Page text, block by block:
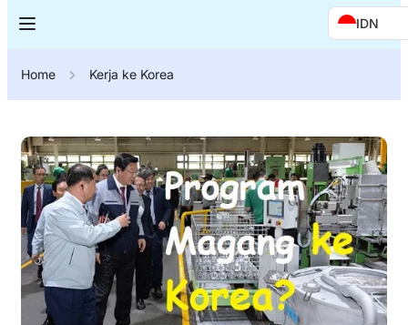
IDN
Home Kerja ke Korea